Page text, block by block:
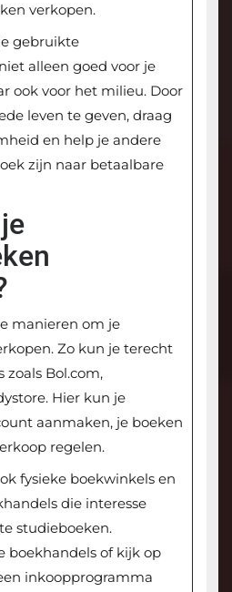
verkopen.
gebruikte
alleen goed voor je
ook voor het milieu. Door
leven te geven, draag
en help je andere
zijn naar betaalbare
manieren om je
Zo kun je terecht
Bol.com,
Hier kun je
aanmaken, je boeken
regelen.
fysieke boekwinkels en
die interesse
studieboeken.
boekhandels of kijk op
inkoopprogramma